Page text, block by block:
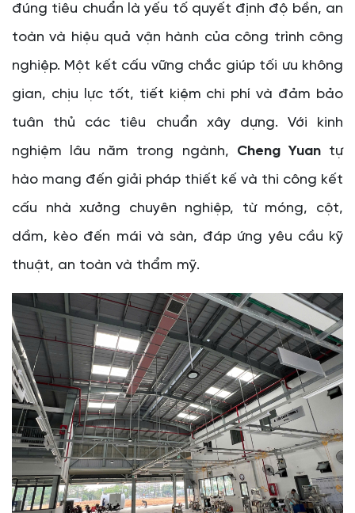
đúng tiêu chuẩn là yếu tố quyết định độ bền, an
toàn và hiệu quả vận hành của công trình công
nghiệp. Một kết cấu vững chắc giúp tối ưu không
gian, chịu lực tốt, tiết kiệm chi phí và đảm bảo
tuân thủ các tiêu chuẩn xây dựng. Với kinh
nghiệm lâu năm trong ngành, Cheng Yuantự
hào mang đến giải pháp thiết kế và thi công kết
cấu nhà xưởng chuyên nghiệp, từ móng, cột,
dầm, kèo đến mái và sàn, đáp ứng yêu cầu kỹ
thuật, an toàn và thẩm mỹ.